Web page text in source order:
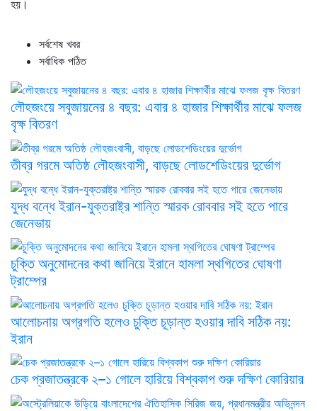
হয়।
সর্বশেষ খবর
সর্বাধিক পঠিত
লৌহজংয়ে সবুজায়নের ৪ বছর: এবার ৪ হাজার শিক্ষার্থীর মাঝে ফলজ
বৃক্ষ বিতরণ
তীব্র গরমে অতিষ্ঠ লৌহজংবাসী, বাড়ছে লোডশেডিংয়ের দুর্ভোগ
যুদ্ধ বন্ধে ইরান-যুক্তরাষ্ট্র শান্তি স্মারক রোববার সই হতে পারে
জেনেভায়
চুক্তি অনুমোদনের কথা জানিয়ে ইরানে হামলা স্থগিতের ঘোষণা
ট্রাম্পের
আলোচনায় অগ্রগতি হলেও চুক্তি চূড়ান্ত হওয়ার দাবি সঠিক নয়:
ইরান
চেক প্রজাতন্ত্রকে ২–১ গোলে হারিয়ে বিশ্বকাপ শুরু দক্ষিণ কোরিয়ার